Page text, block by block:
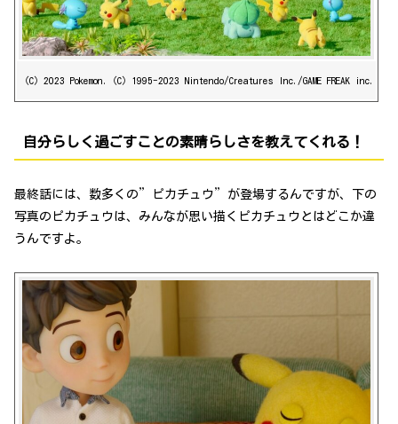
（C）2023 Pokemon.（C）1995-2023 Nintendo/Creatures Inc./GAME FREAK inc.
自分らしく過ごすことの素晴らしさを教えてくれる！
最終話には、数多くの”ピカチュウ”が登場するんですが、下の
写真のピカチュウは、みんなが思い描くピカチュウとはどこか違
うんですよ。